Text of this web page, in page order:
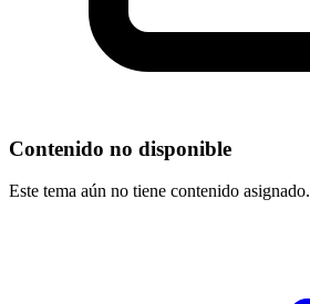
Contenido no disponible
Este tema aún no tiene contenido asignado.